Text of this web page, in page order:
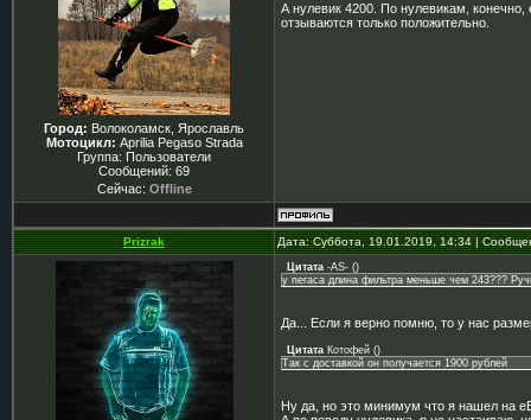
Город: Волоколамск, Ярославль
Мотоцикл: Aprilia Pegaso Strada
Группа: Пользователи
Сообщений: 69
Сейчас: Offline
А нулевик 4200. По нулевикам, конечно,
отзываются только положительно.
Prizrak Дата: Суббота, 19.01.2019, 14:34 |
Цитата -AS- ()
у пегаса длина фильтра меньше чем 243???
Да... Если я верно помню, то у нас
Цитата Котофей ()
Так с доставкой он получается 1900 рублей
Ну да, но это минимум что я нашел на